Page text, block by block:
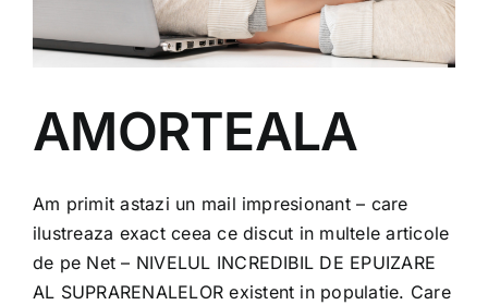
AMORTEALA
Am primit astazi un mail impresionant – care
ilustreaza exact ceea ce discut in multele articole
de pe Net – NIVELUL INCREDIBIL DE EPUIZARE
AL SUPRARENALELOR existent in populatie. Care